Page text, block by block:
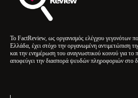
Το FactReview, ως οργανισμός ελέγχου γεγονότων
Ελλάδα, έχει στόχο την οργανωμένη αντιμετώπιση
και την ενημέρωση του αναγνωστικού κοινού για το
αποφεύγει την διασπορά ψευδών πληροφοριών στο